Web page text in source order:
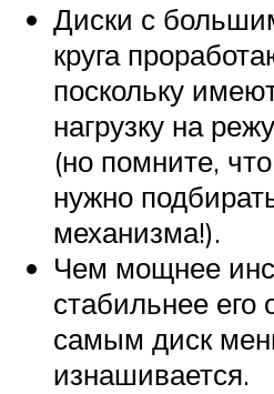
Диски с
круга
поскольку
нагрузку на
(но помните,
нужно
механизма!).
Чем мощнее
стабильнее его
самым диск
изнашивается.